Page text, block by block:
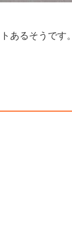
あるそうです。